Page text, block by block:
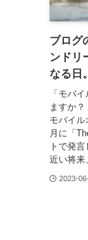
ブログ
ンドリ
なる日。
「モバ
ますか
モバイ
月に「
トで発
近い将来
2023-